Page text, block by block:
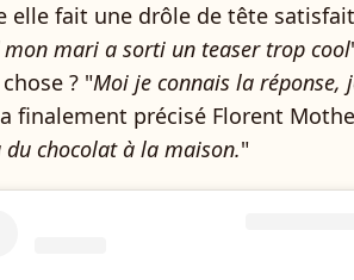
elle fait une drôle de tête
mon mari a sorti un teaser trop cool
? "Moi je connais la réponse,
finalement précisé Florent
chocolat à la maison."